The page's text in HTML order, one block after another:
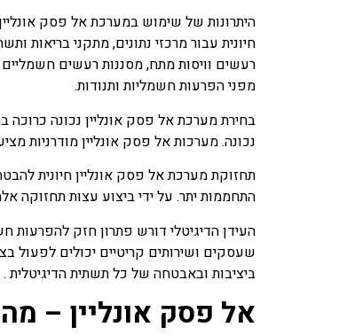
היתרונות של שימוש במערכת אל פסק
חיונית עבור מרכזי נתונים, מתקני בריאות
רעשים וויסות מתח, מסננות רעשים
מפני הפרעות חשמליות ותנודות.
בחירת מערכת אל פסק אונליין נכונה כרוכה
נכונה. מערכות אל פסק אונליין מודרניות
תחזוקת מערכת אל פסק אונליין חיונית
התחממות יתר. על ידי ביצוע עצות תחזוקה
העידן הדיגיטלי דורש פתרון חזק להפרעות
שעסקים ושירותים קריטיים יכולים
ביציבות ובאבטחה של כל תשתית הדיגיטלית .
אל פסק אונליין –